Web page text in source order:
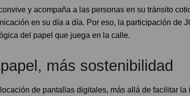
y acompaña a las personas en su tránsito
en su día a día. Por eso, la participación de
del papel que juega en la calle.
más sostenibilidad
de pantallas digitales, más allá de facilitar la